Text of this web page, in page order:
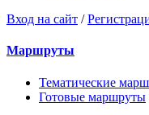
Вход на сайт /
Маршруты
Тематические
Готовые маршруты